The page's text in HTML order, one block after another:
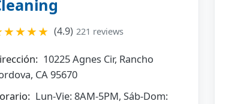
(4.9) 221 reviews
10225 Agnes Cir, Rancho
CA 95670
Lun-Vie: 8AM-5PM, Sáb-Dom: